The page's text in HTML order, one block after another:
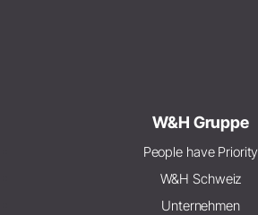
W&H Gruppe
People have Priority
W&H Schweiz
Unternehmen